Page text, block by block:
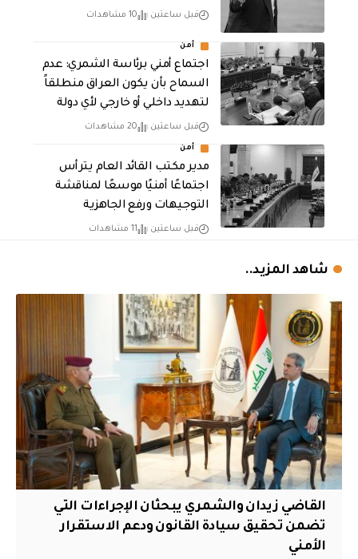
قبل ساعتين 10 مشاهدات
أمن
اجتماع أمني برئاسة الشمري: عدم
السماح بأن يكون العراق منطلقاً
لتهديد داخلي أو خارجي لأي دولة
قبل ساعتين 20 مشاهدات
أمن
مدير مكتب القائد العام يترأس
اجتماعًا أمنيًا موسعًا لمناقشة
التوجيهات ورفع الجاهزية
قبل ساعتين 11 مشاهدات
شاهد المزيد..
القاضي زيدان والشمري يبحثان الإجراءات التي
تضمن تحقيق سيادة القانون ودعم الاستقرار
الأمني